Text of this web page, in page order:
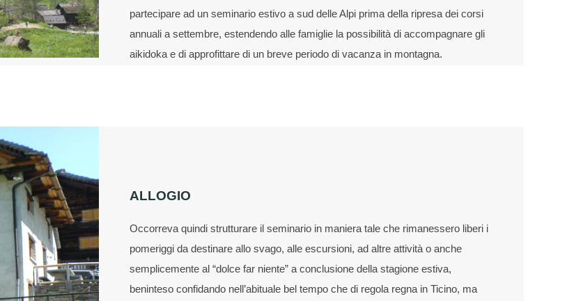
partecipare ad un seminario estivo a sud delle Alpi prima della ripresa dei corsi
annuali a settembre, estendendo alle famiglie la possibilità di accompagnare gli
aikidoka e di approfittare di un breve periodo di vacanza in montagna.
ALLOGIO
Occorreva quindi strutturare il seminario in maniera tale che rimanessero liberi i
pomeriggi da destinare allo svago, alle escursioni, ad altre attività o anche
semplicemente al “dolce far niente” a conclusione della stagione estiva,
beninteso confidando nell’abituale bel tempo che di regola regna in Ticino, ma